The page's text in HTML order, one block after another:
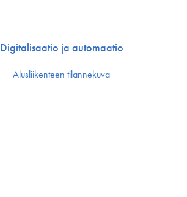
Digitalisaatio ja automaatio
Alusliikenteen tilannekuva